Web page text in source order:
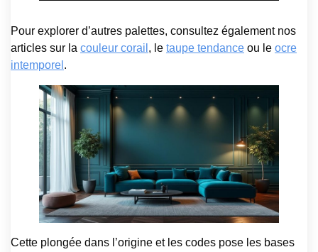
Pour explorer d’autres palettes, consultez également nos
articles sur la couleur corail , le taupe tendance ou le ocre
intemporel .
Cette plongée dans l’origine et les codes pose les bases